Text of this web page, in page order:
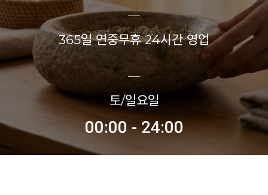
365일 연중무휴 24시간 영업
토/일요일
00:00 - 24:00